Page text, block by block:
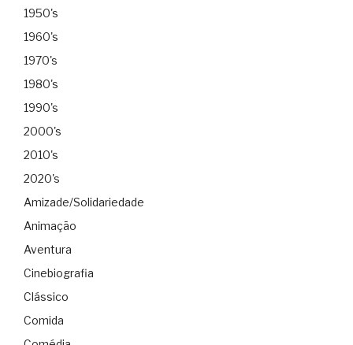
1950's
1960's
1970's
1980's
1990's
2000's
2010's
2020's
Amizade/Solidariedade
Animação
Aventura
Cinebiografia
Clássico
Comida